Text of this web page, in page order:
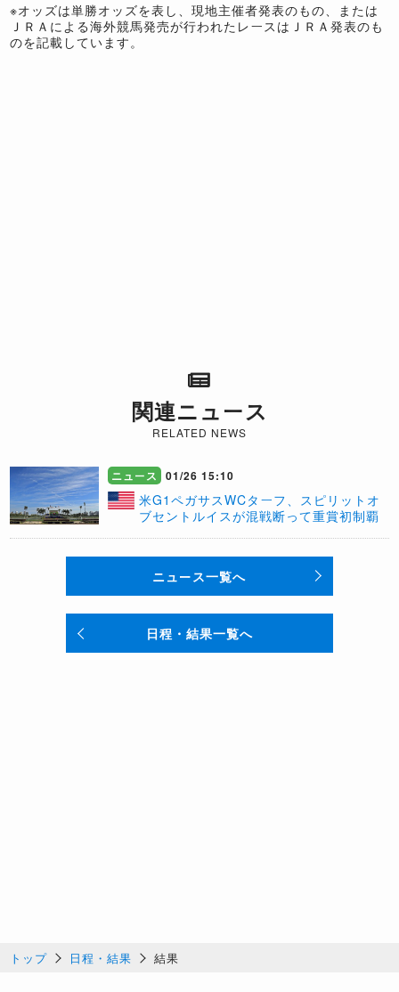
※オッズは単勝オッズを表し、現地主催者発表のもの、または
ＪＲＡによる海外競馬発売が行われたレースはＪＲＡ発表のも
のを記載しています。
関連ニュース
RELATED NEWS
ニュース 01/26 15:10
米G1ペガサスWCターフ、スピリットオ
ブセントルイスが混戦断って重賞初制覇
ニュース一覧へ
日程・結果一覧へ
トップ 日程・結果 結果